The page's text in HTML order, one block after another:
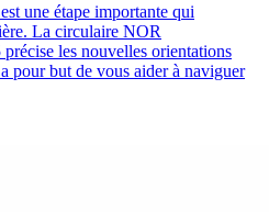
une étape importante qui
La circulaire NOR
les nouvelles orientations
pour but de vous aider à naviguer